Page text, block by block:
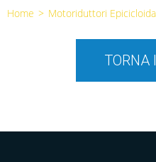
Home > Motoriduttori
TORNA